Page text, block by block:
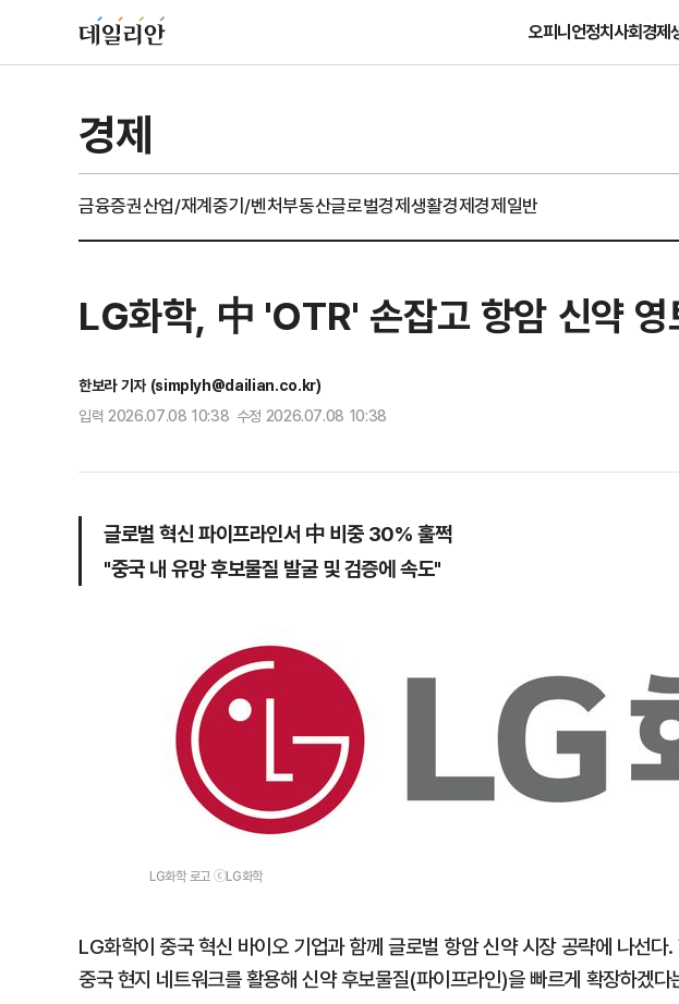
오피니언정치사회경제
경제
금융증권산업/재계중기/벤처부동산글로벌경제생활경제경제일반
LG화학, 中 'OTR' 손잡고 항암 신약 영
한보라 기자 (simplyh@dailian.co.kr)
입력 2026.07.08 10:38 수정 2026.07.08 10:38
글로벌 혁신 파이프라인서 中 비중 30% 훌쩍
"중국 내 유망 후보물질 발굴 및 검증에 속도"
LG화학 로고 ⓒLG화학
LG화학이 중국 혁신 바이오 기업과 함께 글로벌 항암 신약 시장 공략에 나선
중국 현지 네트워크를 활용해 신약 후보물질(파이프라인)을 빠르게 확장하겠다